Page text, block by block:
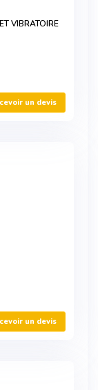
VIBRATOIRE
un devis
un devis